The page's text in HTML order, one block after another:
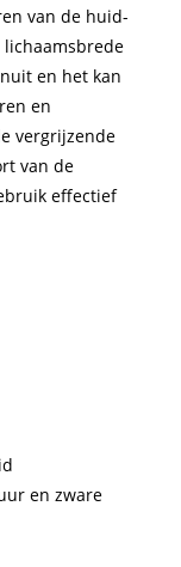
van de huid-
en het kan
en
vergrijzende
van de
effectief
en zware